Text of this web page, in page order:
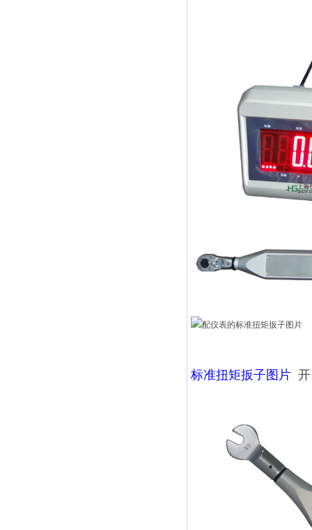
标准扭矩扳子图片